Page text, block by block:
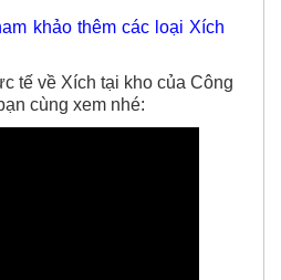
khảo thêm các loại Xích
tế về Xích tại kho của Công
cùng xem nhé: